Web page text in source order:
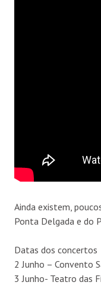
Ainda existem,
Ponta Delgada e do
Datas dos concertos
2 Junho – Convento
3 Junho- Teatro das